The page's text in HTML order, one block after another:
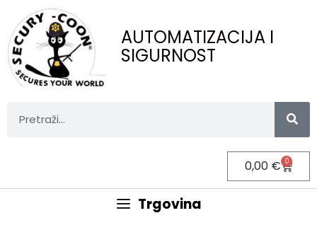
AUTOMATIZACIJA I
SIGURNOST
0,00 € 0
Trgovina